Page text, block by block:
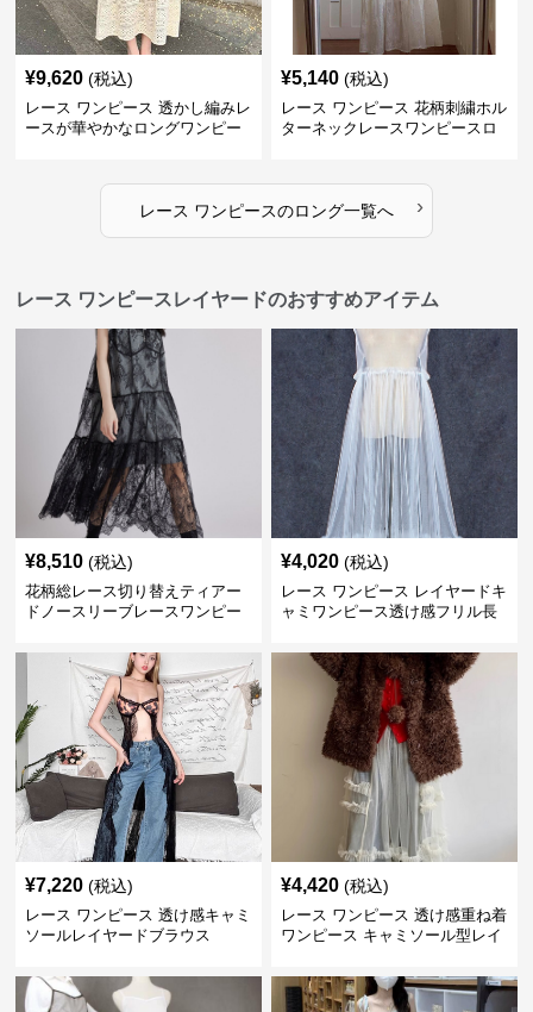
¥9,620 (税込)
レース ワンピース 透かし編みレ
ースが華やかなロングワンピー
¥5,140 (税込)
レース ワンピース 花柄刺繍ホル
ターネックレースワンピースロ
レース ワンピースのロング一覧へ ›
レース ワンピースレイヤードのおすすめアイテム
¥8,510 (税込)
花柄総レース切り替えティアー
ドノースリーブレースワンピー
¥4,020 (税込)
レース ワンピース レイヤードキ
ャミワンピース透け感フリル長
¥7,220 (税込)
レース ワンピース 透け感キャミ
ソールレイヤードブラウス
¥4,420 (税込)
レース ワンピース 透け感重ね着
ワンピース キャミソール型レイ